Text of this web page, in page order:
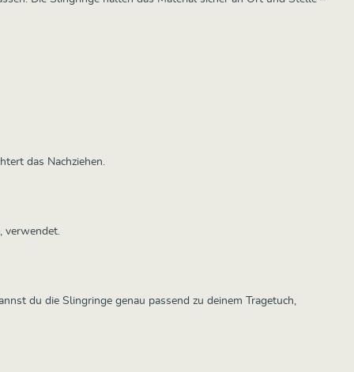
das Nachziehen.
verwendet.
du die Slingringe genau passend zu deinem Tragetuch,